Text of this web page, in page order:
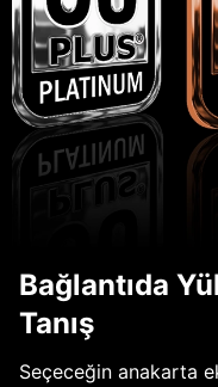
Bağlantıda
Tanış
Seçeceğin anakarta